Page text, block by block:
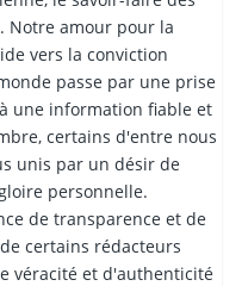
Notre amour pour la
vers la conviction
passe par une prise
une information fiable et
certains d'entre nous
unis par un désir de
personnelle.
de transparence et de
certains rédacteurs
véracité et d'authenticité